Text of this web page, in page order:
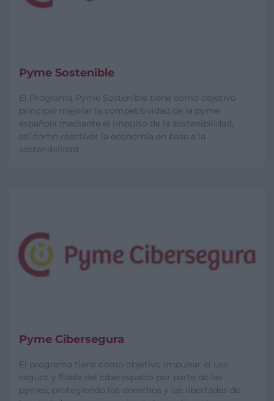
Pyme Sostenible
El Programa Pyme Sostenible tiene como objetivo
principal mejorar la competitividad de la pyme
española mediante el impulso de la sostenibilidad,
así como reactivar la economía en base a la
sostenibilidad
Pyme Cibersegura
El programa tiene como objetivo impulsar el uso
seguro y fiable del ciberespacio por parte de las
pymes, protegiendo los derechos y las libertades de